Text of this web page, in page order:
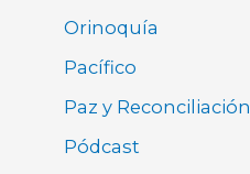
Orinoquía
Pacífico
Paz y Reconciliación
Pódcast